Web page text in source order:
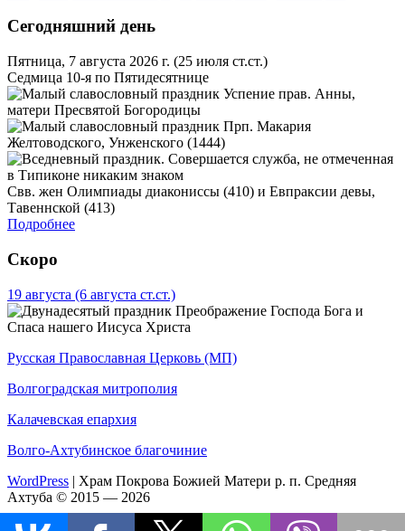
Сегодняшний день
Пятница, 7 августа 2026 г. (25 июля ст.ст.)
Седмица 10-я по Пятидесятнице
Успение прав. Анны,
матери Пресвятой Богородицы
Прп. Макария
Желтоводского, Унженского (1444)
Свв. жен Олимпиады диакониссы (410) и Евпраксии девы,
Тавеннской (413)
Подробнее
Скоро
19 августа (6 августа ст.ст.)
Преображение Господа Бога и
Спаса нашего Иисуса Христа
Русская Православная Церковь (МП)
Волгоградская митрополия
Калачевская епархия
Волго-Ахтубинское благочиние
WordPress | Храм Покрова Божией Матери р. п. Средняя
Ахтуба © 2015 — 2026